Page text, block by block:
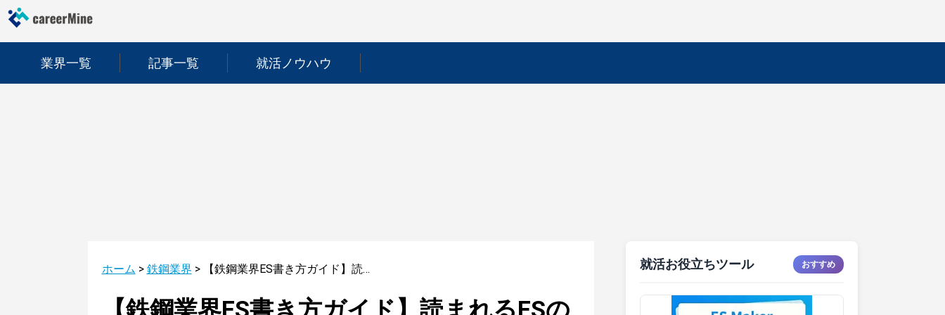
業界一覧 記事一覧 就活ノウハウ
ホーム > 鉄鋼業界 > 【鉄鋼業界ES書き方ガイド】読まれるESのポイントを徹底解説！
【鉄鋼業界ES書き方ガイド】読まれるESの
就活お役立ちツール おすすめ